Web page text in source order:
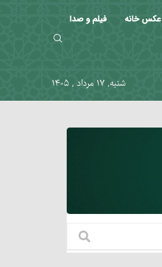
عکس خانه فیلم و صدا
شنبه, ۱۷ مرداد , ۱۴۰۵